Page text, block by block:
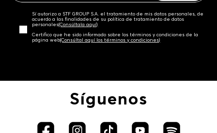
Sí autorizo a STF GROUP S.A. el tratamiento de mis datos personales, de
acuerdo a las finalidades de su política de tratamiento de datos
personales‎(Consúltala aquí)
Certifico que he sido informado sobre los términos y condiciones de la
página web‎(Consúltal aquí los términos y condiciones)
Síguenos